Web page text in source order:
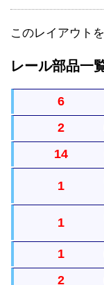
このレイアウト
レール部品一
6
まっすぐなレ
さです。
2
直線レールの
14
曲がったレー
す。円には８
1
直線レールか
ルは曲線レー
1
直線レールか
1
2